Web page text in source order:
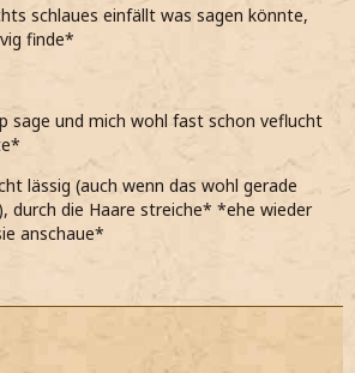
schlaues einfällt was sagen könnte,
finde*
sage und mich wohl fast schon veflucht
lässig (auch wenn das wohl gerade
durch die Haare streiche* *ehe wieder
anschaue*